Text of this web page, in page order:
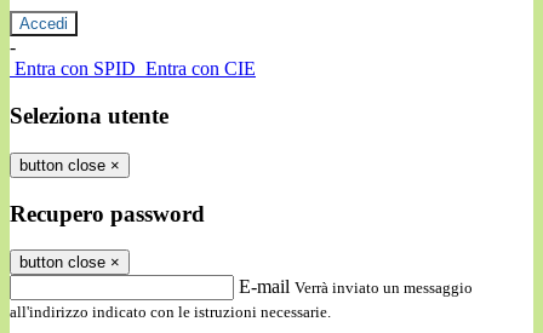
-
Entra con SPID Entra con CIE
Seleziona utente
button close ×
Recupero password
button close ×
E-mail Verrà inviato un messaggio
all'indirizzo indicato con le istruzioni necessarie.